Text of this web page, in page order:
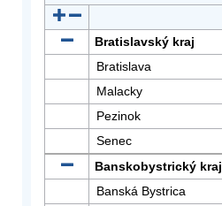
Bratislavský kraj
Bratislava
Malacky
Pezinok
Senec
Banskobystrický kraj
Banská Bystrica